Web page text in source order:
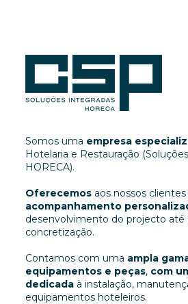
Somos uma empresa
Hotelaria e Restauração
HORECA).
Oferecemos aos nossos
acompanhamento
desenvolvimento do projecto até
concretização.
Contamos com uma ampla
equipamentos e peças, com
dedicada à instalação,
equipamentos hoteleiros.